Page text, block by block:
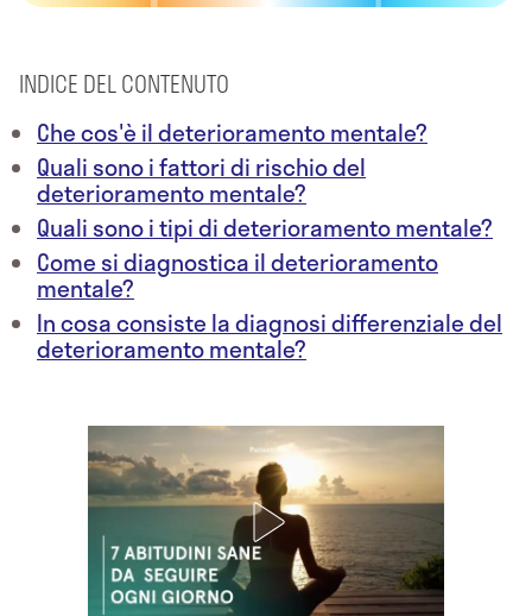
INDICE DEL CONTENUTO
Che cos'è il deterioramento mentale?
Quali sono i fattori di rischio del
deterioramento mentale?
Quali sono i tipi di deterioramento mentale?
Come si diagnostica il deterioramento
mentale?
In cosa consiste la diagnosi differenziale del
deterioramento mentale?